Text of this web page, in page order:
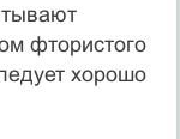
фтористого
хорошо